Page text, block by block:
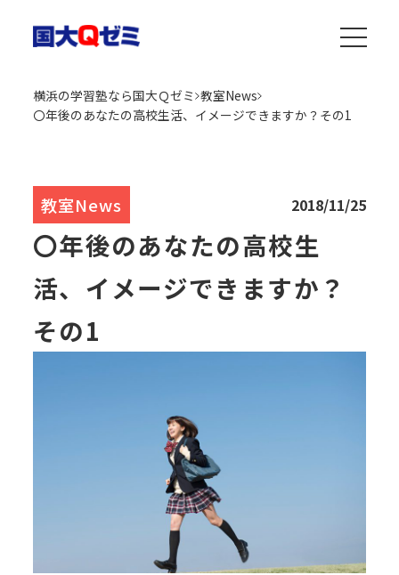
横浜の学習塾なら国大Ｑゼミ 教室News
〇年後のあなたの高校生活、イメージできますか？その1
教室News 2018/11/25
〇年後のあなたの高校生
活、イメージできますか？
その1